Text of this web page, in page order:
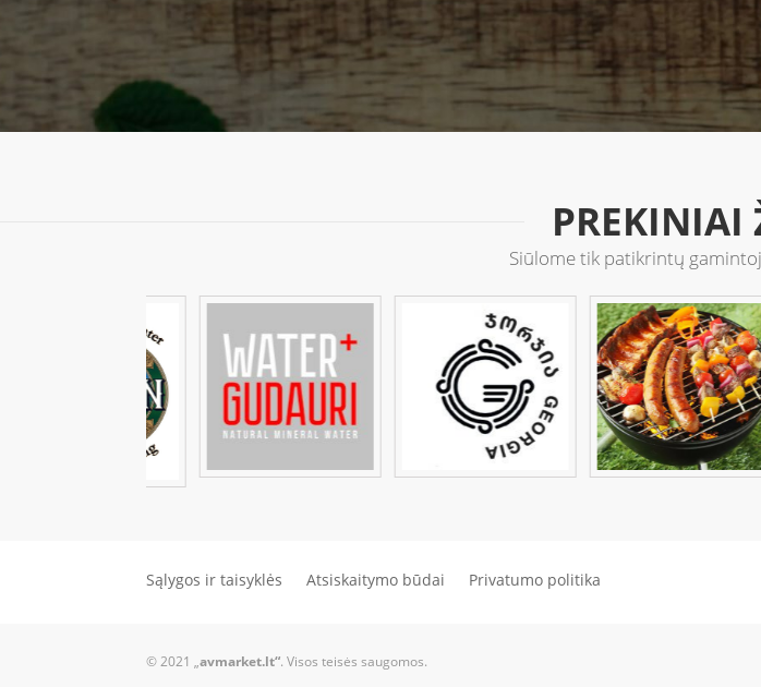
PREKINIAI
Siūlome tik patikrintų
Sąlygos ir taisyklės Atsiskaitymo būdai Privatumo politika
© 2021 „avmarket.lt“. Visos teisės saugomos.